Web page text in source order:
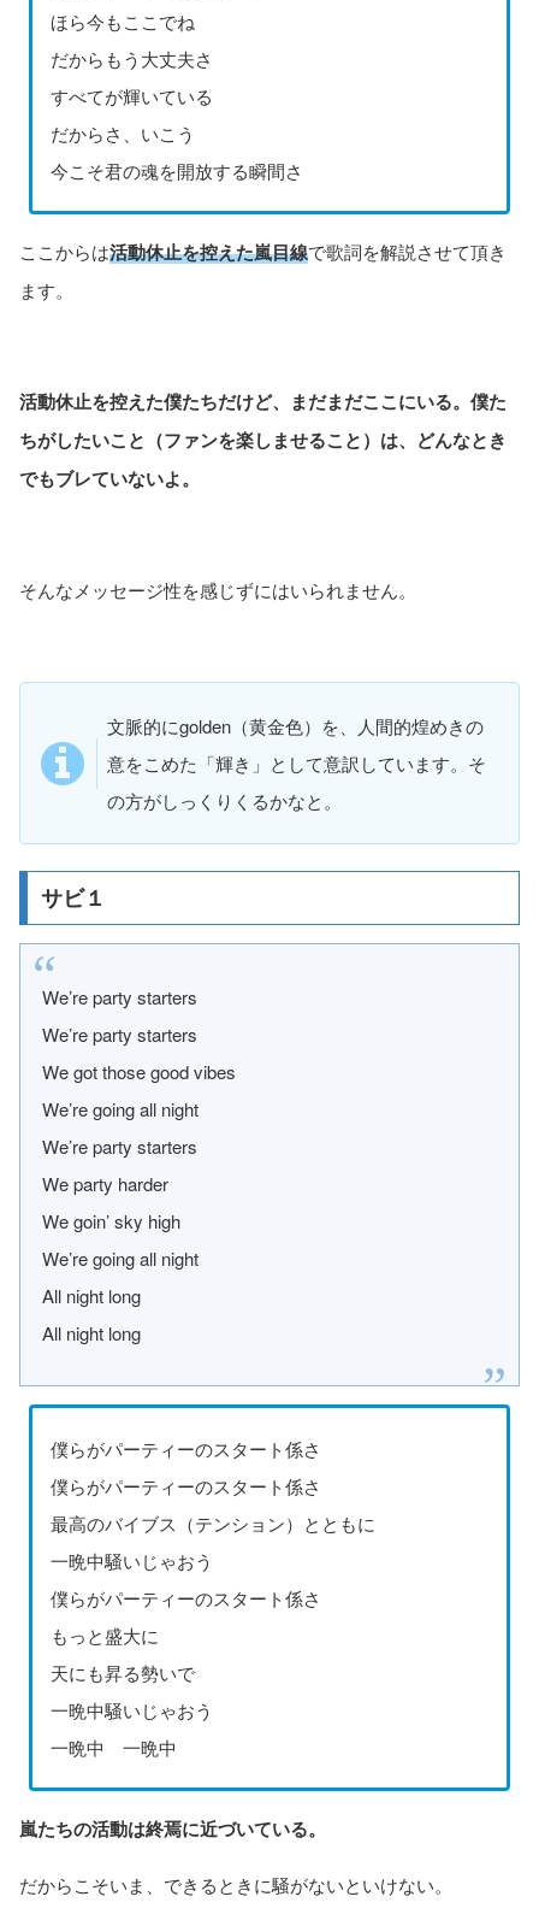
ほら今もここでね
だからもう大丈夫さ
すべてが輝いている
だからさ、いこう
今こそ君の魂を開放する瞬間さ
ここからは活動休止を控えた嵐目線で歌詞を解説させて頂き
ます。
活動休止を控えた僕たちだけど、まだまだここにいる。僕た
ちがしたいこと（ファンを楽しませること）は、どんなとき
でもブレていないよ。
そんなメッセージ性を感じずにはいられません。
文脈的にgolden（黄金色）を、人間的煌めきの
意をこめた「輝き」として意訳しています。そ
の方がしっくりくるかなと。
サビ１
We’re party starters
We’re party starters
We got those good vibes
We’re going all night
We’re party starters
We party harder
We goin’ sky high
We’re going all night
All night long
All night long
僕らがパーティーのスタート係さ
僕らがパーティーのスタート係さ
最高のバイブス（テンション）とともに
一晩中騒いじゃおう
僕らがパーティーのスタート係さ
もっと盛大に
天にも昇る勢いで
一晩中騒いじゃおう
一晩中 一晩中
嵐たちの活動は終焉に近づいている。
だからこそいま、できるときに騒がないといけない。